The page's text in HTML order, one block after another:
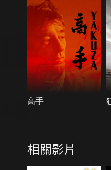
高手
相關影片